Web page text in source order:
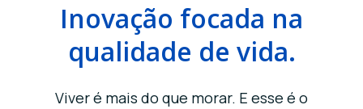
Inovação focada na
qualidade de vida.
Viver é mais do que morar. E esse é o